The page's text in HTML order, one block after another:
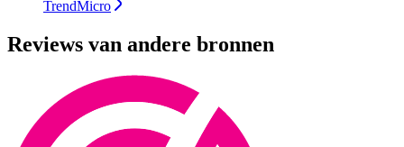
TrendMicro
Reviews van andere bronnen